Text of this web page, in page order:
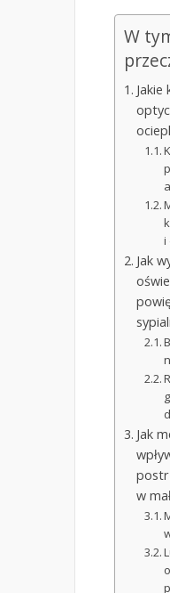
W
i
Jak
Jak
w